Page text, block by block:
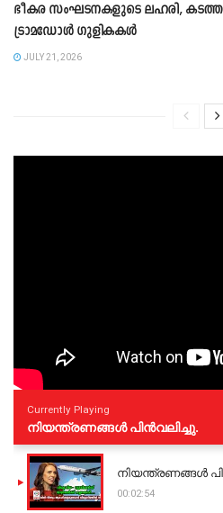
ഭീകര സംഘടനകളുടെ ലഹരി,
ട്രാമഡോൾ ഗുളികകൾ
JULY 21, 2026
Currently Playing
നിയന്ത്രണങ്ങള്‍ പിന്‍വലിച്ചു.
നിയന്ത്രണങ്ങള്‍
00:02:54